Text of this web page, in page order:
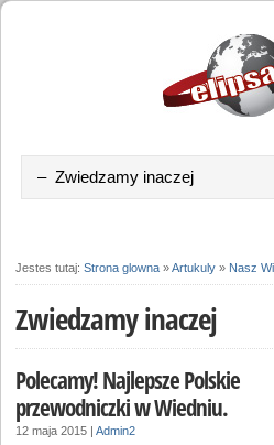
Jestes tutaj:Strona glowna »Artukuly » Nasz
Zwiedzamy inaczej
Polecamy! Najlepsze Polskie
przewodniczki w Wiedniu.
12 maja 2015 |Admin2